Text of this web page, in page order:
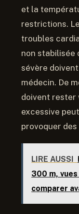
et la
restrictions.
troubles
non stabilisée
sévère doivent
médecin. De
doivent rester
excessive
provoquer
LIRE AUSSI
300 m, vues
comparer